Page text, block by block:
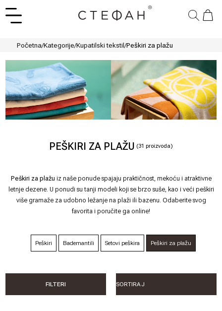
Početna/Kategorije/Kupatilski tekstil/Peškiri za plažu
PEŠKIRI ZA PLAŽU (31 proizvoda)
Peškiri za plažu iz naše ponude spajaju praktičnost, mekoću i atraktivne
letnje dezene. U ponudi su tanji modeli koji se brzo suše, kao i veći peškiri
više gramaže za udobno ležanje na plaži ili bazenu. Odaberite svog
favorita i poručite ga online!
Peškiri Bademantili Setovi peškira Peškiri za plažu
FILTERI